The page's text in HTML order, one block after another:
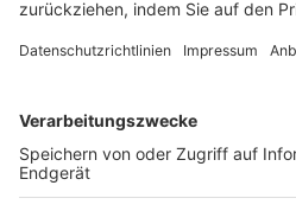
Login SpielPlus